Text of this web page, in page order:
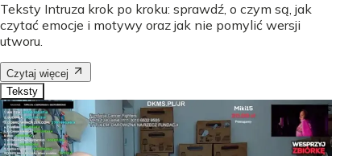
Teksty Intruza krok po kroku: sprawdź, o czym są, jak
czytać emocje i motywy oraz jak nie pomylić wersji
utworu.
Czytaj więcej
Teksty